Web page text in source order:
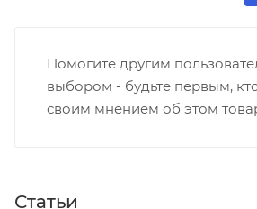
Помогите другим
выбором - будьте первым,
своим мнением об этом
Статьи